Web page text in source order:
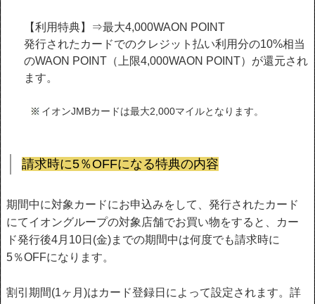
【利用特典】⇒最大4,000WAON POINT
発行されたカードでのクレジット払い利用分の10%相当
のWAON POINT（上限4,000WAON POINT）が還元され
ます。
イオンJMBカードは最大2,000マイルとなります。
請求時に5％OFFになる特典の内容
期間中に対象カードにお申込みをして、発行されたカード
にてイオングループの対象店舗でお買い物をすると、カー
ド発行後4月10日(金)までの期間中は何度でも請求時に
5％OFFになります。
割引期間(1ヶ月)はカード登録日によって設定されます。詳